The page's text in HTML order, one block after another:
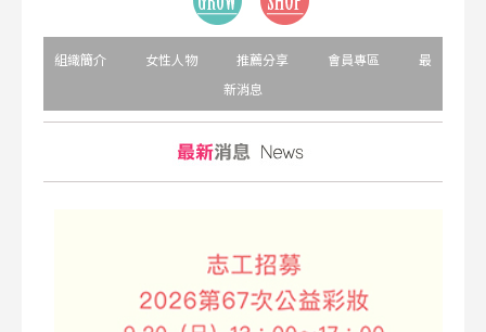
組織簡介 女性人物 推薦分享 會員專區
最
新消息